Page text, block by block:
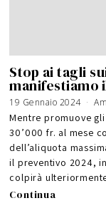
Stop ai tagli
manifestiamo
19 Gennaio 2024
Mentre promuove
30’000 fr. al mese
dell’aliquota
il preventivo 2024,
colpirà
Continua